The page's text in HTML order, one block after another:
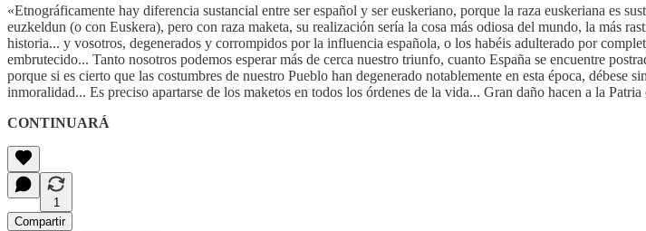
«Etnográficamente hay diferencia sustancial entre ser español y ser euskeriano, porque la raza euskeriana es
euzkeldun (o con Euskera), pero con raza maketa, su realización sería la cosa más odiosa del mundo, la más
historia... y vosotros, degenerados y corrompidos por la influencia española, o los habéis adulterado por
embrutecido... Tanto nosotros podemos esperar más de cerca nuestro triunfo, cuanto España se encuentre
porque si es cierto que las costumbres de nuestro Pueblo han degenerado notablemente en esta época,
inmoralidad... Es preciso apartarse de los maketos en todos los órdenes de la vida... Gran daño hacen a la
CONTINUARÁ
1
Compartir